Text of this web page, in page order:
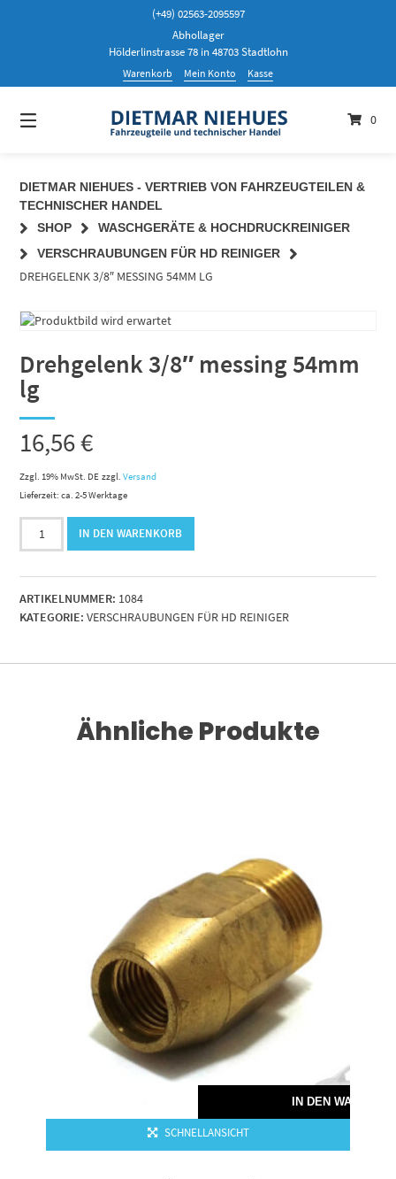
(+49) 02563-2095597
Abhollager
Hölderlinstrasse 78 in 48703 Stadtlohn
Warenkorb Mein Konto Kasse
0
DIETMAR NIEHUES - VERTRIEB VON FAHRZEUGTEILEN &
TECHNISCHER HANDEL
SHOP
WASCHGERÄTE & HOCHDRUCKREINIGER
VERSCHRAUBUNGEN FÜR HD REINIGER
DREHGELENK 3/8″ MESSING 54MM LG
Drehgelenk 3/8″ messing 54mm
lg
16,56€
Zzgl. 19% MwSt. DE zzgl.Versand
Lieferzeit: ca. 2-5 Werktage
Drehgelenk
3/8"
54mm
lg
Menge
IN DEN WARENKORB
ARTIKELNUMMER: 1084
KATEGORIE: VERSCHRAUBUNGEN FÜR HD REINIGER
Ähnliche Produkte
IN DEN
SCHNELLANSICHT